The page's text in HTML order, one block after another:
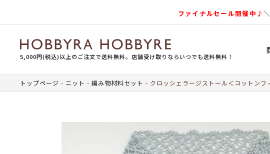
ファイナルセール開催中♪
5,000円(税込)以上のご注文で送料無料。店舗受け取りならいつでも送料無料！
トップページ ニット 編み物材料セット クロッシェラージストール＜コットンフ